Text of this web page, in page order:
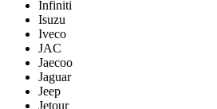
Infiniti
Isuzu
Iveco
JAC
Jaecoo
Jaguar
Jeep
Jetour